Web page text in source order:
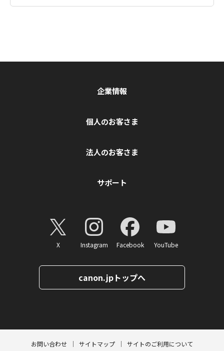
企業情報
個人のお客さま
法人のお客さま
サポート
X Instagram Facebook YouTube
canon.jpトップへ
お問い合わせ サイトマップ サイトのご利用について